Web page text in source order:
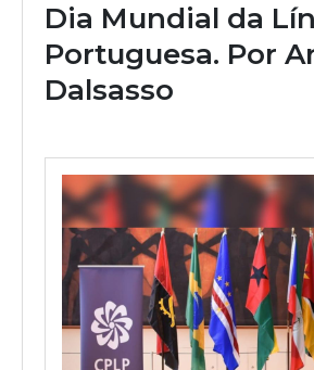
Dia Mundial da
Portuguesa. Por
Dalsasso